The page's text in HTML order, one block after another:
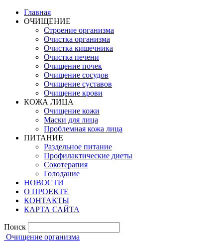
Главная
ОЧИЩЕНИЕ
Строение организма
Очистка организма
Очистка кишечника
Очистка печени
Очищение почек
Очищение сосудов
Очищение суставов
Очищение крови
КОЖА ЛИЦА
Очищение кожи
Маски для лица
Проблемная кожа лица
ПИТАНИЕ
Раздельное питание
Профилактические диеты
Сокотерапия
Голодание
НОВОСТИ
О ПРОЕКТЕ
КОНТАКТЫ
КАРТА САЙТА
Поиск
Очищение организма